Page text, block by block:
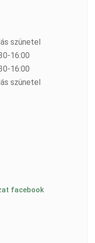
szünetel
16:00
16:00
szünetel
facebook